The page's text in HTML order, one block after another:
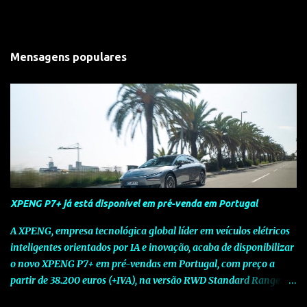
Mensagens populares
XPENG P7+ já está disponível em pré-venda em Portugal
A XPENG, empresa tecnológica global líder em veículos elétricos
inteligentes orientados por IA e inovação, acaba de disponibilizar
o novo XPENG P7+ em pré-vendas em Portugal, com preço a
partir de 38.200 euros (+IVA), na versão RWD Standard Range.